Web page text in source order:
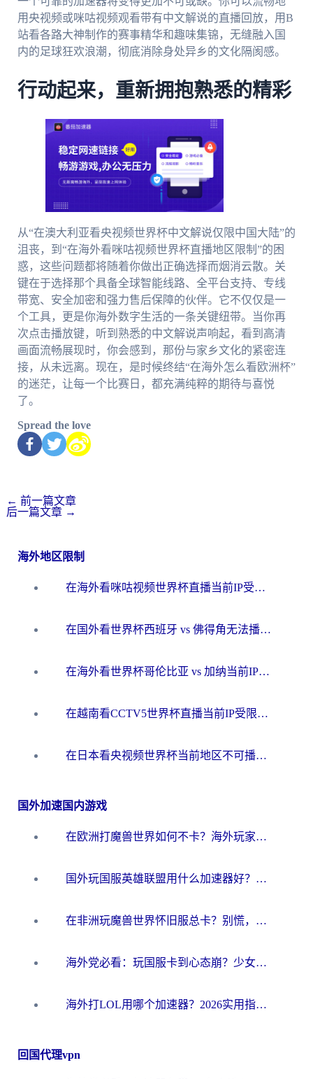
用央视频或咪咕视频观看带有中文解说的直播回放，用B
站看各路大神制作的赛事精华和趣味集锦，无缝融入国
内的足球狂欢浪潮，彻底消除身处异乡的文化隔阂感。
行动起来，重新拥抱熟悉的精彩
从“在澳大利亚看央视频世界杯中文解说仅限中国大陆”的
沮丧，到“在海外看咪咕视频世界杯直播地区限制”的困
惑，这些问题都将随着你做出正确选择而烟消云散。关
键在于选择那个具备全球智能线路、全平台支持、专线
带宽、安全加密和强力售后保障的伙伴。它不仅仅是一
个工具，更是你海外数字生活的一条关键纽带。当你再
次点击播放键，听到熟悉的中文解说声响起，看到高清
画面流畅展现时，你会感到，那份与家乡文化的紧密连
接，从未远离。现在，是时候终结“在海外怎么看欧洲杯”
的迷茫，让每一个比赛日，都充满纯粹的期待与喜悦
了。
Spread the love
← 前一篇文章
后一篇文章 →
海外地区限制
在海外看咪咕视频世界杯直播当前IP受限制？这篇指南帮你搞定所有体育赛事观看难题
在国外看世界杯西班牙 vs 佛得角无法播放？这篇指南帮你解锁所有中文体育直播
在海外看世界杯哥伦比亚 vs 加纳当前IP受限制？这篇指南帮你流畅看中文解说赛事
在越南看CCTV5世界杯直播当前IP受限制？海外党体育观赛终极指南来了
在日本看央视频世界杯当前地区不可播放？海外党体育观赛终极指南
国外加速国内游戏
在欧洲打魔兽世界如何不卡？海外玩家的国服游戏加速终极攻略
国外玩国服英雄联盟用什么加速器好？海外党亲测有效的国服游戏加速指南
在非洲玩魔兽世界怀旧服总卡？别慌，这份指南帮你丝滑开荒
海外党必看：玩国服卡到心态崩？少女前线云图计划加速器免费推荐+碧蓝航线足球世界流畅攻略
海外打LOL用哪个加速器？2026实用指南：从延迟到设备适配，一篇解决你的国服游戏痛点
回国代理vpn